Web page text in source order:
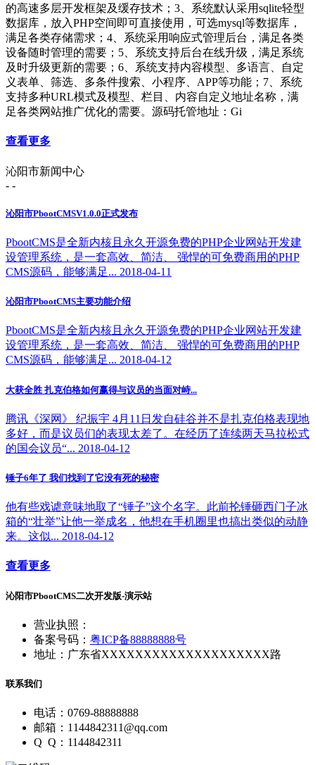
的高速多层开发框架及缓存技术；3、系统默认采用sqlite轻型
数据库，放入PHP空间即可直接使用，可选mysql等数据库，
满足各类存储需求；4、系统采用响应式管理后台，满足各类
设备随时管理的需要；5、系统支持后台在线升级，满足系统
及时升级更新的需要；6、系统支持内容模型、多语言、自定
义表单、筛选、多条件搜索、小程序、APP等功能；7、系统
支持多种URL模式及模型、栏目、内容自定义地址名称，满
足各类网站推广优化的需要。源码托管地址：Gi
查看更多
沁阳市新闻中心
- -
沁阳市PbootCMSV1.0.0正式发布
PbootCMS是全新内核且永久开源免费的PHP企业网站开发建
设管理系统，是一套高效、简洁、 强悍的可免费商用的PHP
CMS源码，能够满足... 2018-04-11
沁阳市PbootCMS主要功能介绍
PbootCMS是全新内核且永久开源免费的PHP企业网站开发建
设管理系统，是一套高效、简洁、 强悍的可免费商用的PHP
CMS源码，能够满足... 2018-04-12
大获全胜 扎克伯格如何赢得与议员的当面对峙...
腾讯《深网》 纪振宇 4月11日发自硅谷并不是扎克伯格表现地
多好，而是议员们的表现太差了。在经历了连续两天马拉松式
的国会议员“... 2018-04-12
锤子6年了 我们找到了它没有死的秘密
他有些戏谑意味地取了“锤子”这个名字。此前抡锤砸西门子冰
箱的“壮举”让他一举成名，他想在手机圈里也搞出类似的动静
来。这似... 2018-04-12
查看更多
沁阳市PbootCMS二次开发版-演示站
营业执照：
备案号码： 粤ICP备88888888号
地址：广东省XXXXXXXXXXXXXXXXXXXX路
联系我们
电话：0769-88888888
邮箱：1144842311@qq.com
Q Q：1144842311